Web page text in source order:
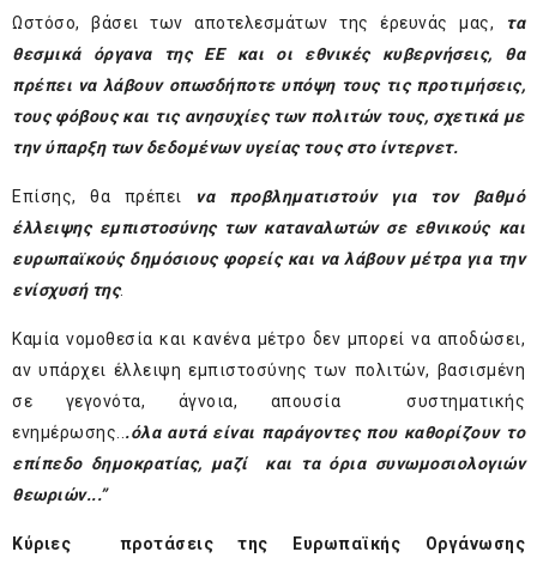
Ωστόσο, βάσει των αποτελεσμάτων της έρευνάς μας,
τα
θεσμικά όργανα της ΕΕ και οι εθνικές κυβερνήσεις, θα
πρέπει να λάβουν οπωσδήποτε υπόψη τους τις προτιμήσεις,
τους φόβους και τις ανησυχίες των πολιτών τους, σχετικά με
την ύπαρξη των δεδομένων υγείας τους στο ίντερνετ.
Επίσης, θα πρέπει να προβληματιστούν για τον βαθμό
έλλειψης εμπιστοσύνης των καταναλωτών σε εθνικούς και
ευρωπαϊκούς δημόσιους φορείς και να λάβουν μέτρα για την
ενίσχυσή της.
Καμία νομοθεσία και κανένα μέτρο δεν μπορεί να αποδώσει,
αν υπάρχει έλλειψη εμπιστοσύνης των πολιτών, βασισμένη
σε γεγονότα, άγνοια, απουσία συστηματικής
ενημέρωσης...όλα αυτά είναι παράγοντες που καθορίζουν το
επίπεδο δημοκρατίας, μαζί και τα όρια συνωμοσιολογιών
θεωριών...”
Κύριες προτάσεις της Ευρωπαϊκής Οργάνωσης